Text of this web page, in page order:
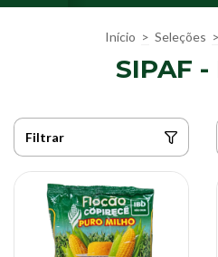
Início > Seleções >
SIPAF
Filtrar